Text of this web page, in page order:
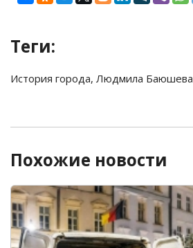
Теги:
История города, Людмила Баюшева
Похожие новости